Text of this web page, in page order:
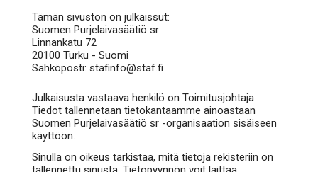
Tämän sivuston on julkaissut:
Suomen Purjelaivasäätiö sr
Linnankatu 72
20100 Turku - Suomi
Sähköposti: stafinfo@staf.fi
Julkaisusta vastaava henkilö on ​Toimitusjohtaja
Tiedot tallennetaan tietokantaamme ainoastaan
Suomen Purjelaivasäätiö sr -organisaation sisäiseen
käyttöön.
Sinulla on oikeus tarkistaa, mitä tietoja rekisteriin on